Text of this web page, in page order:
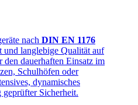
nach DIN EN 1176
und langlebige Qualität auf
dauerhaften Einsatz im
Schulhöfen oder
dynamisches
Sicherheit.